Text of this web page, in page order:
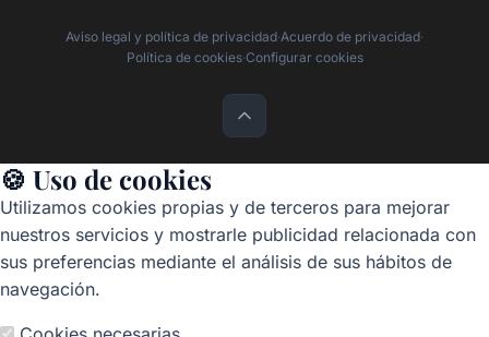
Aviso legal y política de privacidad·Acuerdo de privacidad·
Política de cookies·Configurar cookies
🍪 Uso de cookies
Utilizamos cookies propias y de terceros para mejorar
nuestros servicios y mostrarle publicidad relacionada con
sus preferencias mediante el análisis de sus hábitos de
navegación.